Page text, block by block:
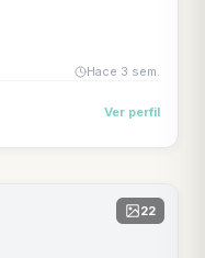
Hace 3 sem.
Ver perfil
22